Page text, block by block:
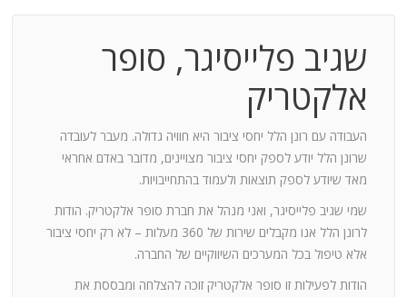
שגיב פלייסיגר, סופר
אלקטריק
העבודה עם רונן הלל יחסי ציבור היא חוויה גדולה. מעבר לעובדה
שרונן הלל יודע לספק יחסי ציבור מצויינים, מדובר באדם אחראי
מאד שיודע לספק תוצאות ולעמוד בהתחייבויות.
שמי שגיב פלייסיגר, ואני מנהל את חברת סופר אלקטריק. הודות
לרונן הלל אנו מקבלים שירות של 360 מעלות – לא רק יחסי ציבור
אלא טיפול בכל המערכים השיווקיים של החברה.
הודות לפעילות זו סופר אלקטריק זוכה להצלחה ומבססת את